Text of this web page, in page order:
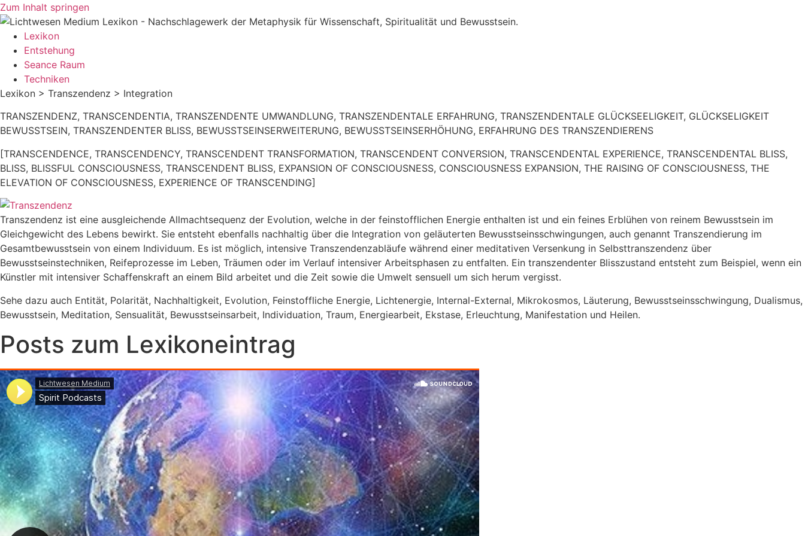
Zum Inhalt springen
Lexikon
Entstehung
Seance Raum
Techniken
Lexikon > Transzendenz > Integration
TRANSZENDENZ, TRANSCENDENTIA, TRANSZENDENTE UMWANDLUNG, TRANSZENDENTALE ERFAHRUNG, TRANSZENDENTALE GLÜCKSEELIGKEIT, GLÜCKSELIGKEIT
BEWUSSTSEIN, TRANSZENDENTER BLISS, BEWUSSTSEINSERWEITERUNG, BEWUSSTSEINSERHÖHUNG, ERFAHRUNG DES TRANSZENDIERENS
[TRANSCENDENCE, TRANSCENDENCY, TRANSCENDENT TRANSFORMATION, TRANSCENDENT CONVERSION, TRANSCENDENTAL EXPERIENCE, TRANSCENDENTAL BLISS,
BLISS, BLISSFUL CONSCIOUSNESS, TRANSCENDENT BLISS, EXPANSION OF CONSCIOUSNESS, CONSCIOUSNESS EXPANSION, THE RAISING OF CONSCIOUSNESS, THE
ELEVATION OF CONSCIOUSNESS, EXPERIENCE OF TRANSCENDING]
Transzendenz ist eine ausgleichende Allmachtsequenz der Evolution, welche in der feinstofflichen Energie enthalten ist und ein feines Erblühen von reinem Bewusstsein im
Gleichgewicht des Lebens bewirkt. Sie entsteht ebenfalls nachhaltig über die Integration von geläuterten Bewusstseinsschwingungen, auch genannt Transzendierung im
Gesamtbewusstsein von einem Individuum. Es ist möglich, intensive Transzendenzabläufe während einer meditativen Versenkung in Selbsttranszendenz über
Bewusstseinstechniken, Reifeprozesse im Leben, Träumen oder im Verlauf intensiver Arbeitsphasen zu entfalten. Ein transzendenter Blisszustand entsteht zum Beispiel, wenn ein
Künstler mit intensiver Schaffenskraft an einem Bild arbeitet und die Zeit sowie die Umwelt sensuell um sich herum vergisst.
Sehe dazu auch Entität, Polarität, Nachhaltigkeit, Evolution, Feinstoffliche Energie, Lichtenergie, Internal-External, Mikrokosmos, Läuterung, Bewusstseinsschwingung, Dualismus,
Bewusstsein, Meditation, Sensualität, Bewusstseinsarbeit, Individuation, Traum, Energiearbeit, Ekstase, Erleuchtung, Manifestation und Heilen.
Posts zum Lexikoneintrag